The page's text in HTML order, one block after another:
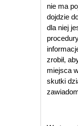
nie ma
dojdzie
dla niej
zrobił,
miejsca
skutki